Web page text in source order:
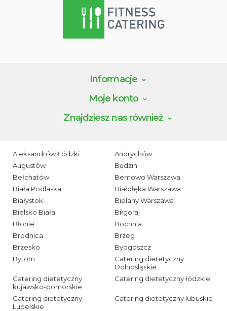
Informacje
Moje konto
Znajdziesz nas również
Aleksandrów Łódzki
Andrychów
Augustów
Będzin
Bełchatów
Bemowo Warszawa
Biała Podlaska
Białołęka Warszawa
Białystok
Bielany Warszawa
Bielsko Biała
Biłgoraj
Błonie
Bochnia
Brodnica
Brzeg
Brzesko
Bydgoszcz
Bytom
Catering dietetyczny
Dolnośląskie
Catering dietetyczny
kujawsko-pomorskie
Catering dietetyczny łódzkie
Catering dietetyczny
Lubelskie
Catering dietetyczny lubuskie